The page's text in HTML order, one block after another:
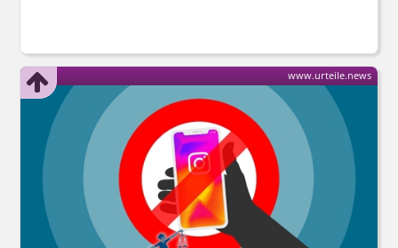
www.urteile.news